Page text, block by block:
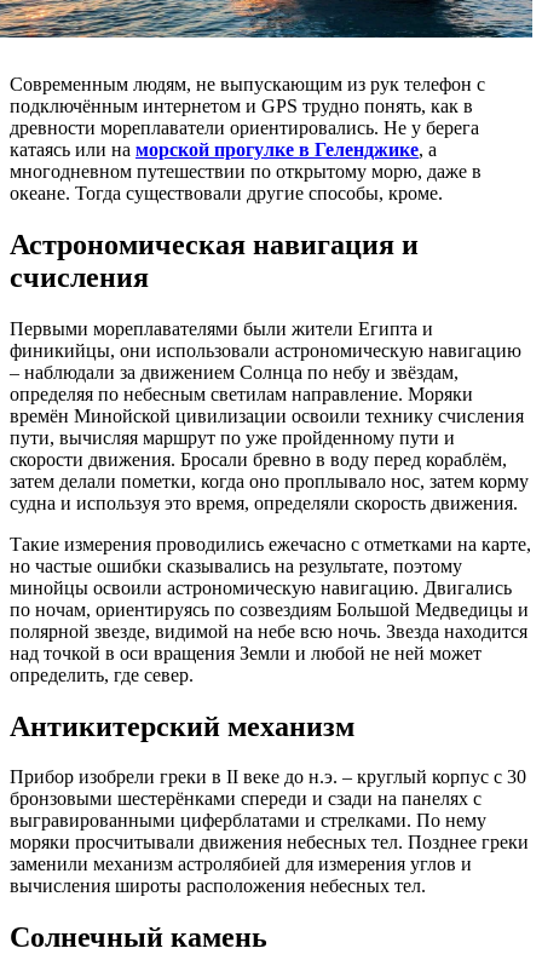
Современным людям, не выпускающим из рук телефон с
подключённым интернетом и GPS трудно понять, как в
древности мореплаватели ориентировались. Не у берега
катаясь или на морской прогулке в Геленджике, а
многодневном путешествии по открытому морю, даже в
океане. Тогда существовали другие способы, кроме.
Астрономическая навигация и
счисления
Первыми мореплавателями были жители Египта и
финикийцы, они использовали астрономическую навигацию
– наблюдали за движением Солнца по небу и звёздам,
определяя по небесным светилам направление. Моряки
времён Минойской цивилизации освоили технику счисления
пути, вычисляя маршрут по уже пройденному пути и
скорости движения. Бросали бревно в воду перед кораблём,
затем делали пометки, когда оно проплывало нос, затем корму
судна и используя это время, определяли скорость движения.
Такие измерения проводились ежечасно с отметками на карте,
но частые ошибки сказывались на результате, поэтому
минойцы освоили астрономическую навигацию. Двигались
по ночам, ориентируясь по созвездиям Большой Медведицы и
полярной звезде, видимой на небе всю ночь. Звезда находится
над точкой в оси вращения Земли и любой не ней может
определить, где север.
Антикитерский механизм
Прибор изобрели греки в II веке до н.э. – круглый корпус с 30
бронзовыми шестерёнками спереди и сзади на панелях с
выгравированными циферблатами и стрелками. По нему
моряки просчитывали движения небесных тел. Позднее греки
заменили механизм астролябией для измерения углов и
вычисления широты расположения небесных тел.
Солнечный камень